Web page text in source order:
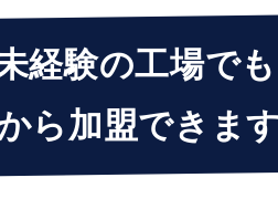
経験の工場で
ら加盟できま